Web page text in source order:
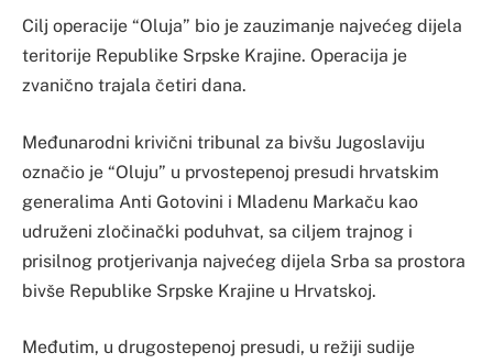
Cilj operacije “Oluja” bio je zauzimanje najvećeg dijela
teritorije Republike Srpske Krajine. Operacija je
zvanično trajala četiri dana.
Međunarodni krivični tribunal za bivšu Jugoslaviju
označio je “Oluju” u prvostepenoj presudi hrvatskim
generalima Anti Gotovini i Mladenu Markaču kao
udruženi zločinački poduhvat, sa ciljem trajnog i
prisilnog protjerivanja najvećeg dijela Srba sa prostora
bivše Republike Srpske Krajine u Hrvatskoj.
Međutim, u drugostepenoj presudi, u režiji sudije